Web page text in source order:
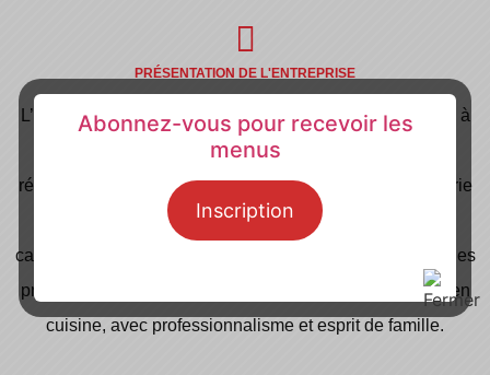
PRÉSENTATION DE L'ENTREPRISE
L’Outa est une institution installée depuis plus de 55 ans à
La Clusaz, station emblématique des Alpes. Repris
récemment, le restaurant propose une cuisine de brasserie
alpine, à la fois généreuse, locale et moderne, dans un
cadre alliant tradition et fraîcheur. Nous travaillons avec des
produits de saison issus de l’Arc Alpin, en salle comme en
cuisine, avec professionnalisme et esprit de famille.
Abonnez-vous pour recevoir les
menus
Inscription